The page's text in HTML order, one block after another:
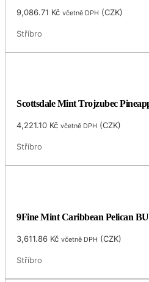
9,086.71 Kč včetně DPH (CZK)
Stříbro
Scottsdale Mint Trojzubec
4,221.10 Kč včetně DPH (CZK)
Stříbro
9Fine Mint Caribbean Pelican
3,611.86 Kč včetně DPH (CZK)
Stříbro